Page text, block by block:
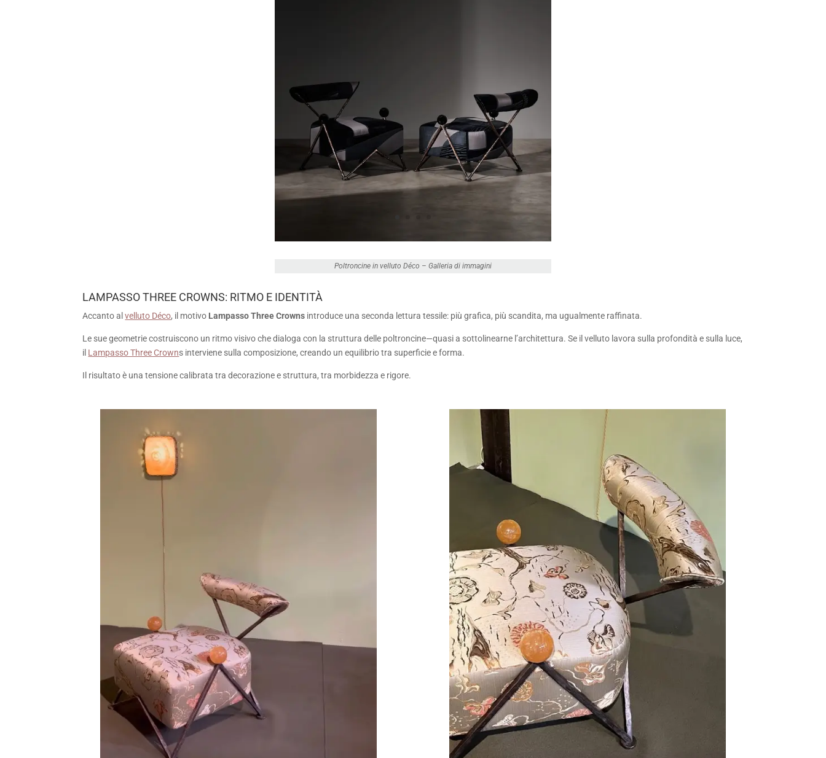
Poltroncine in velluto Déco – Galleria di immagini
LAMPASSO THREE CROWNS: RITMO E IDENTITÀ
Accanto alvelluto Déco, il motivo Lampasso Three Crowns introduce una seconda lettura tessile: più grafica, più scandita, ma ugualmente raffinata.
Le sue geometrie costruiscono un ritmo visivo che dialoga con la struttura delle poltroncine—quasi a sottolinearne l’architettura. Se il velluto lavora sulla profondità e sulla luce,
il Lampasso Three Crowns interviene sulla composizione, creando un equilibrio tra superficie e forma.
Il risultato è una tensione calibrata tra decorazione e struttura, tra morbidezza e rigore.